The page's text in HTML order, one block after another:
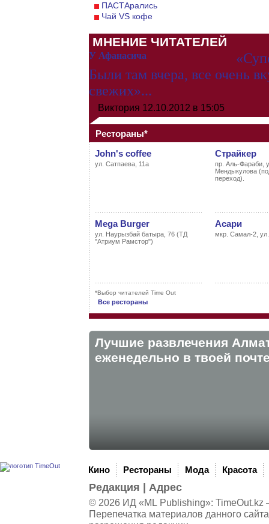
ПАСТАрались
Чай VS кофе
МНЕНИЕ ЧИТАТЕЛЕЙ
У Афанасича
Были там вчера, все очень
свежих»...
Виктория 12.10.2012 в 15:05
Рестораны*
John's coffee
ул. Сатпаева, 11а
Страйкер
пр. Аль-Фараби,
Мендыкулова
переход).
Mega Burger
ул. Наурызбай батыра, 76 (ТД
"Атриум Рамстор")
Асари
мкр. Самал-2,
*Выбор читателей Time Out
Все рестораны
Лучшие развлечения
eженедельно в твоей
Кино Рестораны Мода Красота
Редакция Адрес
© 2026 ИД «ML Publishing»: TimeOut.kz
Перепечатка материалов данного